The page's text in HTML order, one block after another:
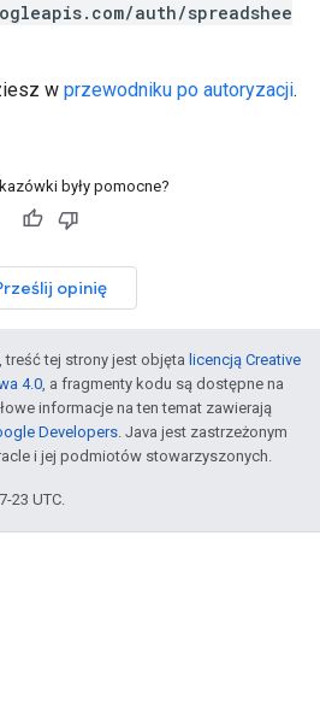
auth/spreadshee
w przewodniku po autoryzacji.
były pomocne?
opinię
treść tej strony jest objęta licencją Creative
4.0, a fragmenty kodu są dostępne na
informacje na ten temat zawierają
Developers. Java jest zastrzeżonym
i jej podmiotów stowarzyszonych.
23 UTC.